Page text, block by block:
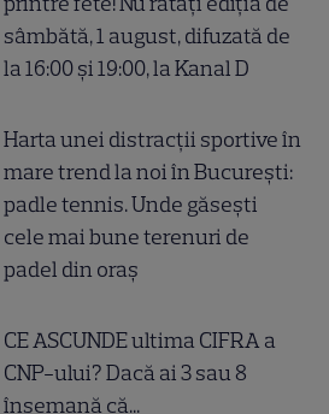
sâmbătă, 1 august, difuzată de
la 16:00 și 19:00, la Kanal D
Harta unei distracții sportive în
mare trend la noi în București:
padle tennis. Unde găsești
cele mai bune terenuri de
padel din oraș
CE ASCUNDE ultima CIFRA a
CNP-ului? Dacă ai 3 sau 8
însemană că...